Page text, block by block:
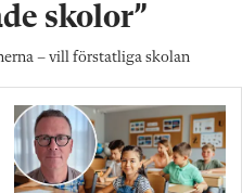
skolor”
– vill förstatliga skolan